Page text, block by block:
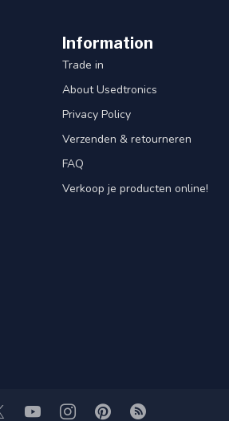
Information
Trade in
About Usedtronics
Privacy Policy
Verzenden & retourneren
FAQ
Verkoop je producten online!